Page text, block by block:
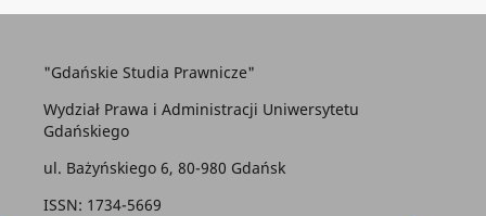
"Gdańskie Studia Prawnicze"
Wydział Prawa i Administracji Uniwersytetu
Gdańskiego
ul. Bażyńskiego 6, 80-980 Gdańsk
ISSN: 1734-5669